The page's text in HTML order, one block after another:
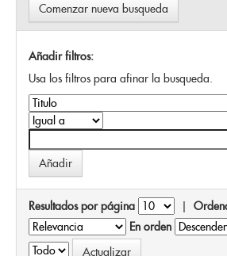
Comenzar nueva busqueda
Añadir filtros:
Usa los filtros para afinar la busqueda.
Resultados por página |
En orden